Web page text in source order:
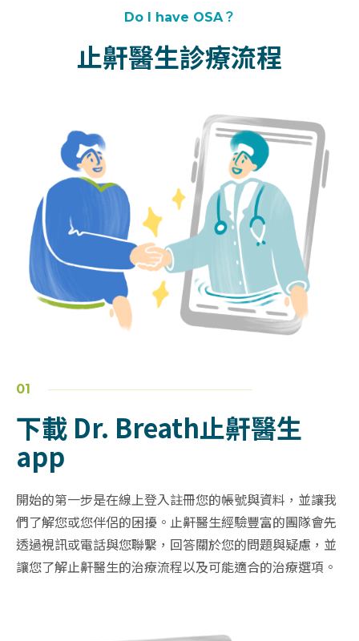
Do I have OSA？
止鼾醫生診療流程
01
下載 Dr. Breath止鼾醫生
app
開始的第一步是在線上登入註冊您的帳號與資料，並讓我
們了解您或您伴侶的困擾。止鼾醫生經驗豐富的團隊會先
透過視訊或電話與您聯繫，回答關於您的問題與疑慮，並
讓您了解止鼾醫生的治療流程以及可能適合的治療選項。